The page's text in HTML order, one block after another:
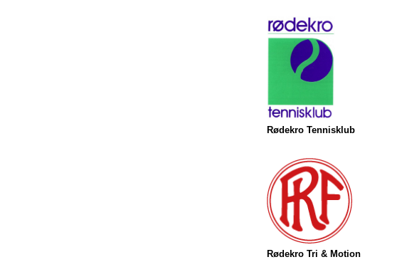
Rødekro Tennisklub
Rødekro Tri & Motion